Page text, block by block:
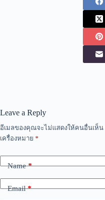
Leave a Reply
อีเมลของคุณจะไม่แสดงให้คนอื่นเห็น
เครื่องหมาย *
Name*
Email*